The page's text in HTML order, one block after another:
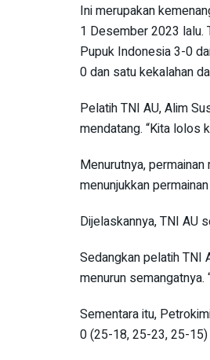
Ini merupakan
1 Desember 2023 lalu.
Pupuk Indonesia 3-0
0 dan satu kekalahan
Pelatih TNI AU, Alim
mendatang. “Kita lolos
Menurutnya,
menunjukkan
Dijelaskannya, TNI AU
Sedangkan pelatih TNI
menurun semangatnya.
Sementara itu,
0 (25-18, 25-23, 25-